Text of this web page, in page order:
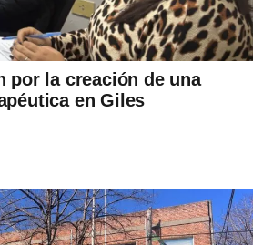
por la creación de una
en Giles